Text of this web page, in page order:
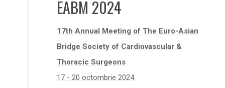
EABM 2024
17th Annual Meeting of The Euro-Asian
Bridge Society of Cardiovascular &
Thoracic Surgeons
17 - 20 octombrie 2024